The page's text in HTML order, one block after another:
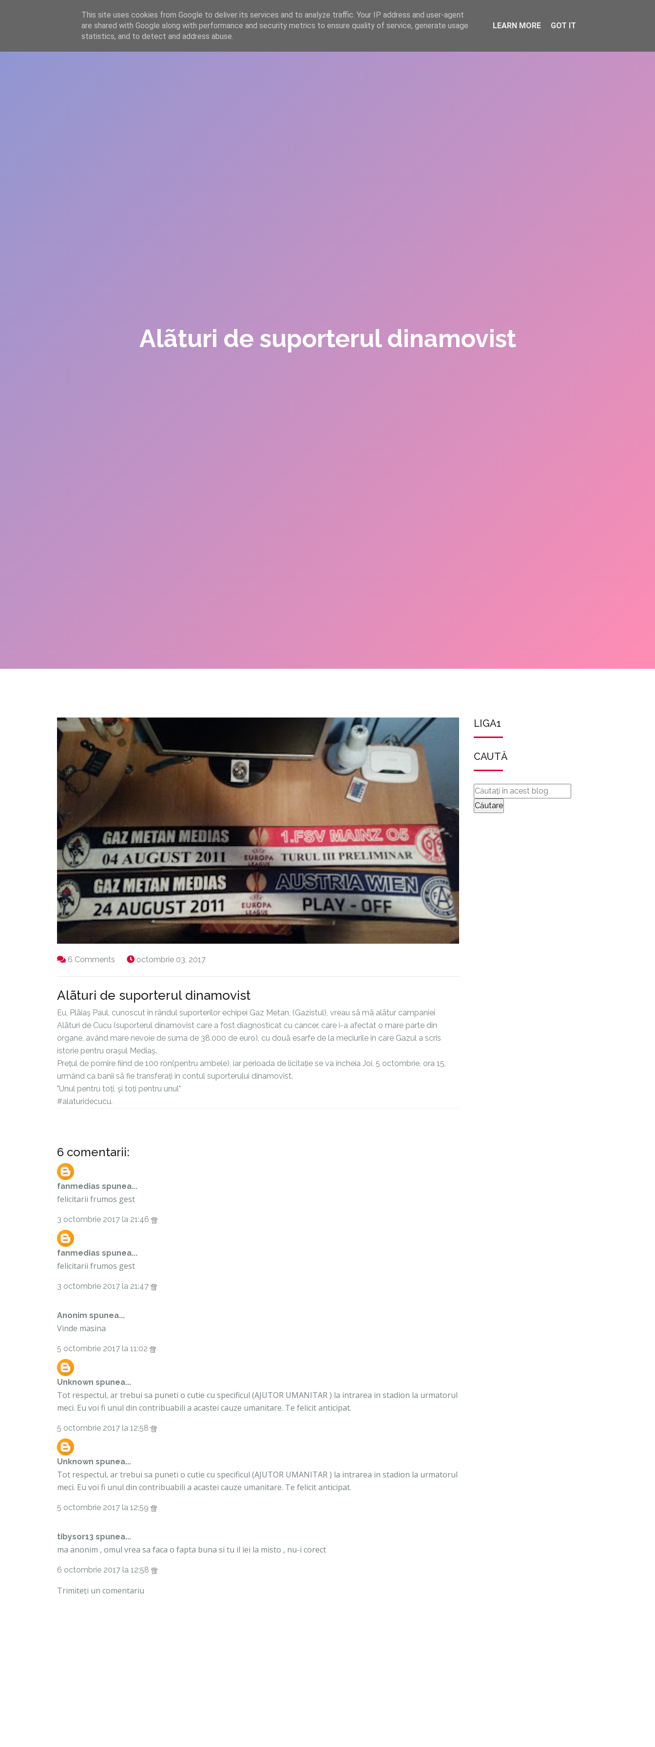
WWW.GAZISTI.RO HOME ARTICOLE DESPRE ECHIPĂ REPERE DONEAZĂ ARTICOLE CONTACT
Alãturi de suporterul dinamovist
6 Comments octombrie 03, 2017
Alãturi de suporterul dinamovist
Eu, Plãiaş Paul, cunoscut în rândul suporterilor echipei Gaz Metan, (Gazistul), vreau sã mã alãtur campaniei
Alãturi de Cucu (suporterul dinamovist care a fost diagnosticat cu cancer, care i-a afectat o mare parte din
organe, având mare nevoie de suma de 38.000 de euro), cu douã esarfe de la meciurile în care Gazul a scris
istorie pentru oraşul Mediaş.
Prețul de pornire fiind de 100 ron(pentru ambele), iar perioada de licitație se va încheia Joi, 5 octombrie, ora 15,
urmând ca banii sã fie transferați în contul suporterului dinamovist.
"Unul pentru toți, şi toți pentru unul"
#alaturidecucu.
6 comentarii:
fanmedias spunea...
felicitarii frumos gest
3 octombrie 2017 la 21:46
fanmedias spunea...
felicitarii frumos gest
3 octombrie 2017 la 21:47
Anonim spunea...
Vinde masina
5 octombrie 2017 la 11:02
Unknown spunea...
Tot respectul, ar trebui sa puneti o cutie cu specificul (AJUTOR UMANITAR ) la intrarea in stadion la urmatorul
meci. Eu voi fi unul din contribuabili a acastei cauze umanitare. Te felicit anticipat.
5 octombrie 2017 la 12:58
Unknown spunea...
Tot respectul, ar trebui sa puneti o cutie cu specificul (AJUTOR UMANITAR ) la intrarea in stadion la urmatorul
meci. Eu voi fi unul din contribuabili a acastei cauze umanitare. Te felicit anticipat.
5 octombrie 2017 la 12:59
tibysor13 spunea...
ma anonim , omul vrea sa faca o fapta buna si tu il iei la misto , nu-i corect
6 octombrie 2017 la 12:58
Trimiteți un comentariu
LIGA1
CAUTĂ
This site uses cookies from Google to deliver its services and to analyze traffic. Your IP address and user-agent
are shared with Google along with performance and security metrics to ensure quality of service, generate usage
statistics, and to detect and address abuse.
LEARN MORE GOT IT